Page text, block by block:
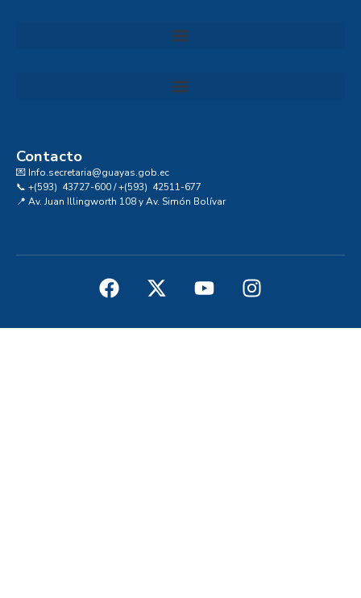
Contacto
💌 Info.secretaria@guayas.gob.ec
📞 +(593) 43727-600 / +(593) 42511-677
📍 Av. Juan Illingworth 108 y Av. Simón Bolívar